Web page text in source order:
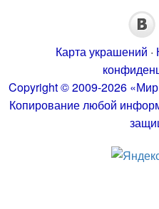
Карта украшений ·
Copyright © 2009-2026
Копирование любой